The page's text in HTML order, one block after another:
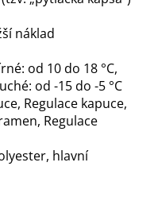
náklad
od 10 do 18 °C,
od -15 do -5 °C
Regulace kapuce,
Regulace
hlavní